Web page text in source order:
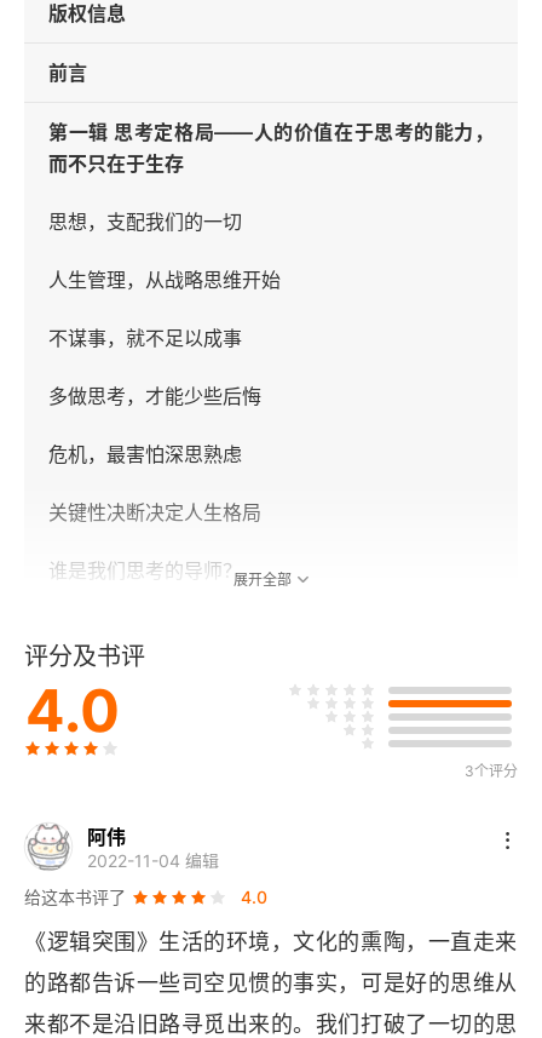
版权信息
前言
第一辑 思考定格局——人的价值在于思考的能力，
而不只在于生存
思想，支配我们的一切
人生管理，从战略思维开始
不谋事，就不足以成事
多做思考，才能少些后悔
危机，最害怕深思熟虑
关键性决断决定人生格局
谁是我们思考的导师？
把思考培养成一种生活习惯
心想事成，不是一句空话
第二辑 觉醒！刻不容缓——从初阶到进阶，思考能
力的升级进化
当思想落伍，人生便没了进步
静下来，与思想单独约会
展开全部
评分及书评
4.0
3个评分
阿伟
2022-11-04 编辑
给这本书评了
4.0
《逻辑突围》生活的环境，文化的熏陶，一直走来
的路都告诉一些司空见惯的事实，可是好的思维从
来都不是沿旧路寻觅出来的。我们打破了一切的思